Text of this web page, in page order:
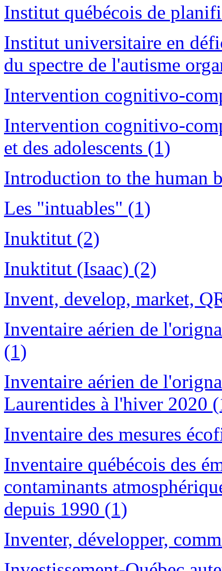
Institut québécois de
Institut universitaire en
du spectre de l'autisme
Intervention cognitivo-
Intervention cognitivo-
et des adolescents (1)
Introduction to the human
Les "intuables" (1)
Inuktitut (2)
Inuktitut (Isaac) (2)
Invent, develop, market,
Inventaire aérien de
(1)
Inventaire aérien de
Laurentides à l'hiver 2020
Inventaire des mesures
Inventaire québécois des
contaminants
depuis 1990 (1)
Inventer, développer,